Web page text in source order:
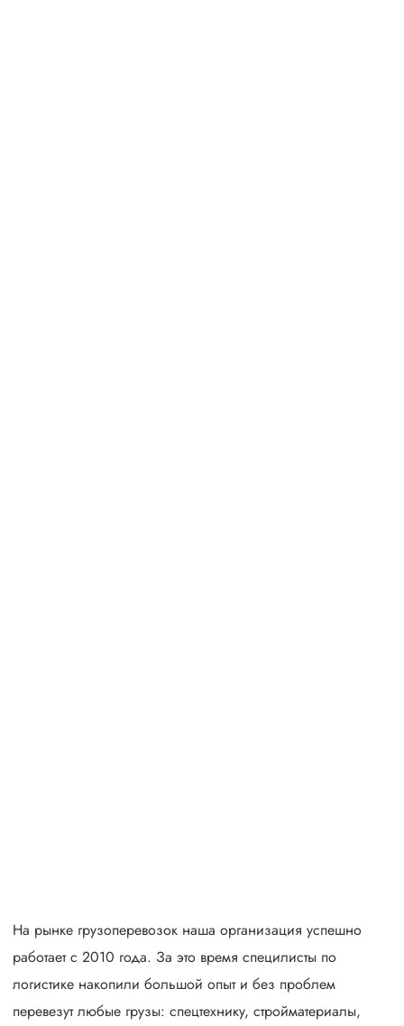
На рынке грузоперевозок наша организация успешно
работает с 2010 года. За это время специлисты по
логистике накопили большой опыт и без проблем
перевезут любые грузы: спецтехнику, стройматериалы,